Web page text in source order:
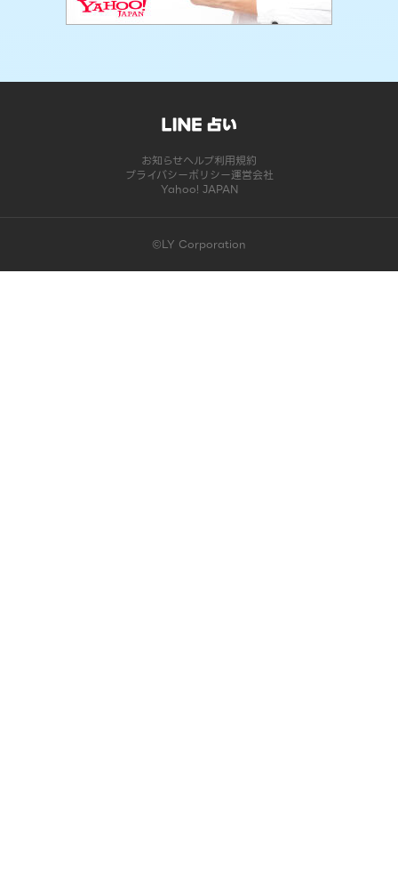
お知らせヘルプ利用規約
プライバシーポリシー運営会社
Yahoo! JAPAN
©LY Corporation
このコンテンツは掲載が終了しました | LINE占い